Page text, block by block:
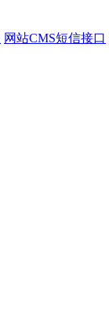
网站CMS短信接口